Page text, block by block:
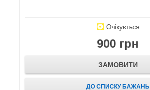
Очікується
900 грн
ЗАМОВИТИ
ДО СПИСКУ БАЖАНЬ